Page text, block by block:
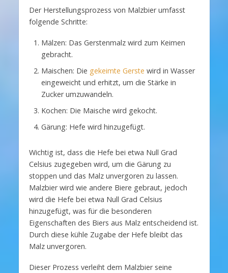
Der Herstellungsprozess von Malzbier umfasst
folgende Schritte:
Mälzen: Das Gerstenmalz wird zum Keimen
gebracht.
Maischen: Die gekeimte Gerste wird in Wasser
eingeweicht und erhitzt, um die Stärke in
Zucker umzuwandeln.
Kochen: Die Maische wird gekocht.
Gärung: Hefe wird hinzugefügt.
Wichtig ist, dass die Hefe bei etwa Null Grad
Celsius zugegeben wird, um die Gärung zu
stoppen und das Malz unvergoren zu lassen.
Malzbier wird wie andere Biere gebraut, jedoch
wird die Hefe bei etwa Null Grad Celsius
hinzugefügt, was für die besonderen
Eigenschaften des Biers aus Malz entscheidend ist.
Durch diese kühle Zugabe der Hefe bleibt das
Malz unvergoren.
Dieser Prozess verleiht dem Malzbier seine